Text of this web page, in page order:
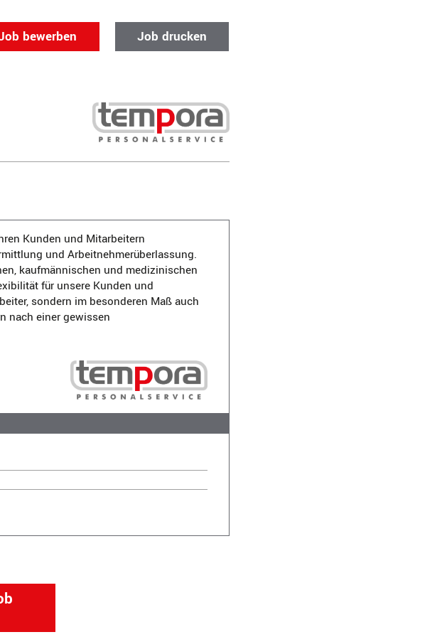
bewerben Job drucken
Kunden und Mitarbeitern
und Arbeitnehmerüberlassung.
kaufmännischen und medizinischen
für unsere Kunden und
sondern im besonderen Maß auch
nach einer gewissen